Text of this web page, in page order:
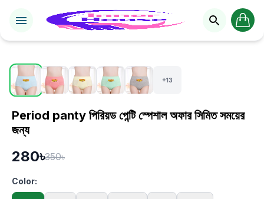
1 / 18
+13
Period panty পিরিয়ড পেন্টি স্পেশাল অফার সিমিত সময়ের
জন্য
280৳350৳
Color: